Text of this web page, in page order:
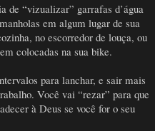
de “vizualizar” garrafas d’água
em algum lugar de sua
no escorredor de louça, ou
colocadas na sua bike.
para lanchar, e sair mais
Você vai “rezar” para que
à Deus se você for o seu